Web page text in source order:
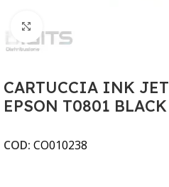
CARTUCCIA INK
EPSON T0801 BLACK
COD: CO010238